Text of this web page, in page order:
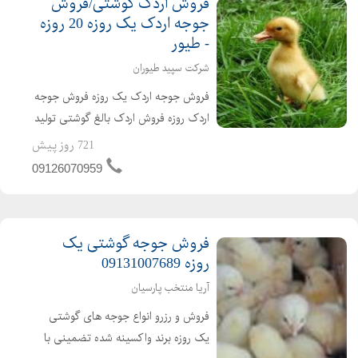
جوجه اردک یک روزه 20 روزه
- طیور
شرکت سپید طیوران
فروش جوجه اردک یک روزه فروش جوجه
اردک روزه فروش اردک بالغ گوشتی تولید
کننده ی جوجه اردک از یک روزه تا بالغ
فروش اردک گوشتی عمده ای و خرده ای
721 روز پیش
09126070959
فروش جوجه گوشتی یک
روزه 09131007689
آریا منتخب پارسیان
فروش و رزرو انواع جوجه های گوشتی
یک روزه برند واکسینه شده تضمینی با